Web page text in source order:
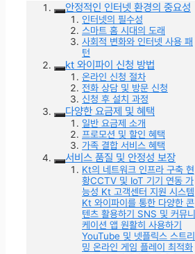
안정적인 인터넷 환경의 중요성
인터넷의 필수성
스마트 홈 시대의 도래
사회적 변화와 인터넷 사용 패
턴
kt 와이파이 신청 방법
온라인 신청 절차
전화 상담 및 방문 신청
신청 후 설치 과정
다양한 요금제 및 혜택
일반 요금제 소개
프로모션 및 할인 혜택
가족 결합 서비스 혜택
서비스 품질 및 안정성 보장
Kt의 네트워크 인프라 구축 현
황CCTV 및 IoT 기기 연동 가
능성 Kt 고객센터 지원 시스템
Kt 와이파이를 통한 다양한 콘
텐츠 활용하기 SNS 및 커뮤니
케이션 앱 원활히 사용하기
YouTube 및 넷플릭스 스트리
밍 온라인 게임 플레이 최적화